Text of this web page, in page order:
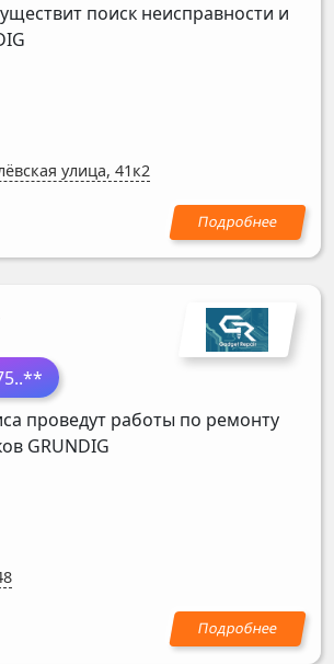
поиск неисправности и
улица, 41к2
..**
проведут работы по ремонту
GRUNDIG